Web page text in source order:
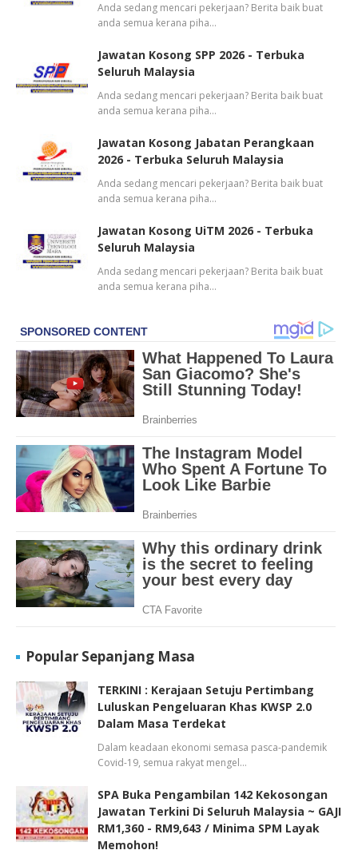
Anda sedang mencari pekerjaan? Berita baik buat
anda semua kerana piha…
Jawatan Kosong SPP 2026 - Terbuka
Seluruh Malaysia
Anda sedang mencari pekerjaan? Berita baik buat
anda semua kerana piha…
Jawatan Kosong Jabatan Perangkaan
2026 - Terbuka Seluruh Malaysia
Anda sedang mencari pekerjaan? Berita baik buat
anda semua kerana piha…
Jawatan Kosong UiTM 2026 - Terbuka
Seluruh Malaysia
Anda sedang mencari pekerjaan? Berita baik buat
anda semua kerana piha…
Popular Sepanjang Masa
TERKINI : Kerajaan Setuju Pertimbang
Luluskan Pengeluaran Khas KWSP 2.0
Dalam Masa Terdekat
Dalam keadaan ekonomi semasa pasca-pandemik
Covid-19, semua rakyat mengel…
SPA Buka Pengambilan 142 Kekosongan
Jawatan Terkini Di Seluruh Malaysia ~ GAJI
RM1,360 - RM9,643 / Minima SPM Layak
Memohon!